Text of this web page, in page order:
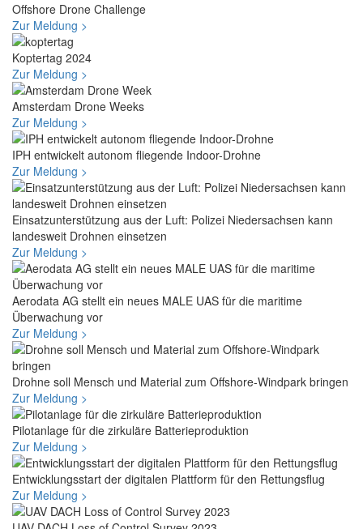
Offshore Drone Challenge
Zur Meldung >
Koptertag 2024
Zur Meldung >
Amsterdam Drone Weeks
Zur Meldung >
IPH entwickelt autonom fliegende Indoor-Drohne
Zur Meldung >
Einsatzunterstützung aus der Luft: Polizei Niedersachsen kann
landesweit Drohnen einsetzen
Zur Meldung >
Aerodata AG stellt ein neues MALE UAS für die maritime
Überwachung vor
Zur Meldung >
Drohne soll Mensch und Material zum Offshore-Windpark bringen
Zur Meldung >
Pilotanlage für die zirkuläre Batterieproduktion
Zur Meldung >
Entwicklungsstart der digitalen Plattform für den Rettungsflug
Zur Meldung >